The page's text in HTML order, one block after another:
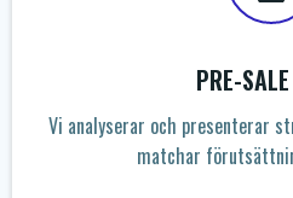
PRE-
Vi analyserar och presenterar
matchar